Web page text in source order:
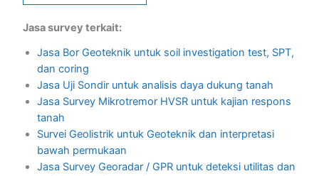
Jasa survey terkait:
Jasa Bor Geoteknik untuk soil investigation test, SPT,
dan coring
Jasa Uji Sondir untuk analisis daya dukung tanah
Jasa Survey Mikrotremor HVSR untuk kajian respons
tanah
Survei Geolistrik untuk Geoteknik dan interpretasi
bawah permukaan
Jasa Survey Georadar / GPR untuk deteksi utilitas dan